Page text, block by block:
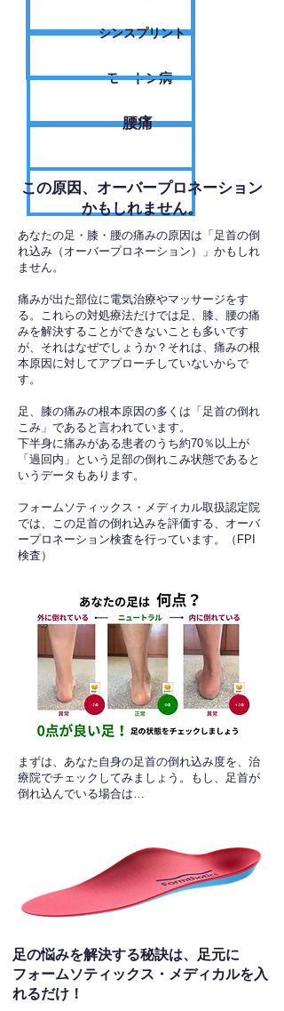
シンスプリント
モートン病
腰痛
​この原因、オーバープロネーション
かもしれません。
あなたの足・膝・腰の痛みの原因は「足首の倒
れ込み（オーバープロネーション）」かもしれ
ません。
痛みが出た部位に電気治療やマッサージをす
る。これらの対処療法だけでは足、膝、腰の痛
みを解決することができないことも多いです
が、それはなぜでしょうか？それは、痛みの根
本原因に対してアプローチしていないからで
す。
足、膝の痛みの根本原因の多くは「足首の倒れ
こみ」であると言われています。
下半身に痛みがある患者のうち約70％以上が
「過回内」という足部の倒れこみ状態であると
いうデータもあります。
フォームソティックス・メディカル取扱認定院
では、この足首の倒れ込みを評価する、オーバ
ープロネーション検査を行っています。（FPI
検査）​
​まずは、あなた自身の足首の倒れ込み度を、治
療院でチェックしてみましょう。もし、足首が
倒れ込んでいる場合は…
足の悩みを解決する秘訣は、足元に
フォームソティックス・メディカルを入
れるだけ！